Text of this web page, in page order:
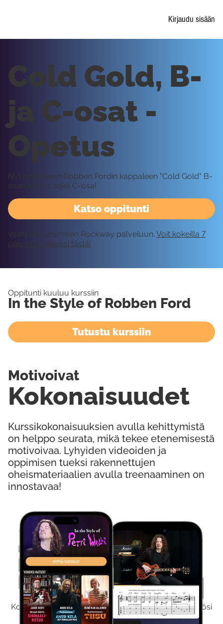
Kirjaudu sisään
Kokeile Ilmaiseksi
Kokeilemalla ilmaiseksi saat koko sisältömme käyttöösi
viikon ajaksi.
Katso oppitunti
Cold Gold, B-
ja C-osat -
Opetus
Nyt opetellaan Robben Fordin kappaleen "Cold Gold" B-
osan teema sekä C-osa!
Vaatii kirjautumisen Rockway palveluun. Voit kokeilla 7
päivää ilmaiseksi tästä!
Oppitunti kuuluu kurssiin
In the Style of Robben Ford
Tutustu kurssiin
Kurssikokonaisuuksien avulla kehittymistä
on helppo seurata, mikä tekee etenemisestä
motivoivaa. Lyhyiden videoiden ja
oppimisen tueksi rakennettujen
oheismateriaalien avulla treenaaminen on
innostavaa!
Kokonaisuudet
Motivoivat